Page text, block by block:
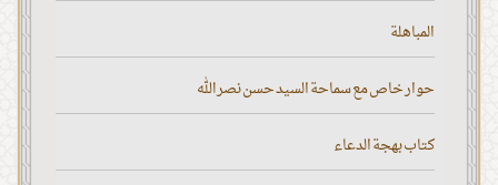
المباهلة
حوار خاص مع سماحة السيد حسن نصر الله
كتاب بهجة الدعاء